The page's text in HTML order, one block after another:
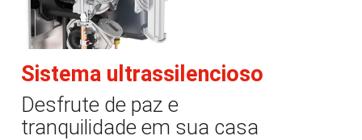
Sistema ultrassilencioso
Desfrute de paz e
tranquilidade em sua casa